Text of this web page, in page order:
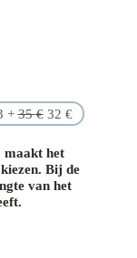
+35€ 32 €
maakt het
Bij de
van het